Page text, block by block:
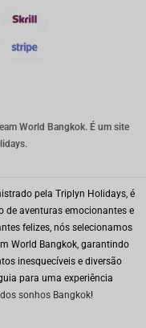
World Bangkok. É um site
pela Triplyn Holidays, é
de aventuras emocionantes e
felizes, nós selecionamos
World Bangkok, garantindo
inesquecíveis e diversão
para uma experiência
sonhos Bangkok!